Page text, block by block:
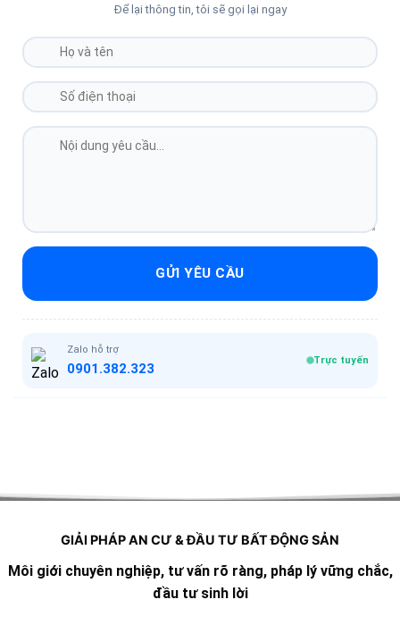
Để lại thông tin, tôi sẽ gọi lại ngay
GỬI YÊU CẦU
Zalo hỗ trợ
0901.382.323 Trực tuyến
GIẢI PHÁP AN CƯ & ĐẦU TƯ BẤT ĐỘNG SẢN
Môi giới chuyên nghiệp, tư vấn rõ ràng, pháp lý vững chắc,
đầu tư sinh lời